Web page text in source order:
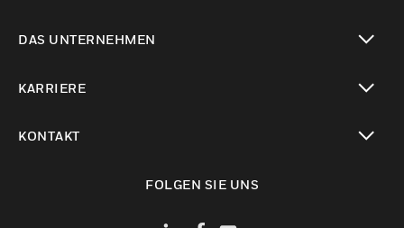
DAS UNTERNEHMEN
KARRIERE
KONTAKT
FOLGEN SIE UNS